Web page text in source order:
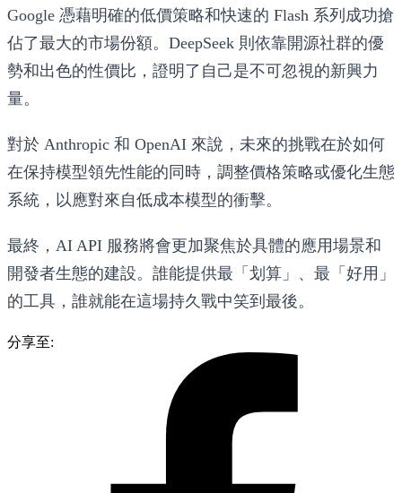
Google 憑藉明確的低價策略和快速的 Flash 系列成功搶
佔了最大的市場份額。DeepSeek 則依靠開源社群的優
勢和出色的性價比，證明了自己是不可忽視的新興力
量。
對於 Anthropic 和 OpenAI 來說，未來的挑戰在於如何
在保持模型領先性能的同時，調整價格策略或優化生態
系統，以應對來自低成本模型的衝擊。
最終，AI API 服務將會更加聚焦於具體的應用場景和
開發者生態的建設。誰能提供最「划算」、最「好用」
的工具，誰就能在這場持久戰中笑到最後。
分享至: